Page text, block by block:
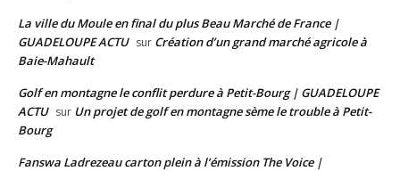
La ville du Moule en final du plus Beau Marché de France |
GUADELOUPE ACTU sur Création d’un grand marché agricole à
Baie-Mahault
Golf en montagne le conflit perdure à Petit-Bourg | GUADELOUPE
ACTU sur Un projet de golf en montagne sème le trouble à Petit-
Bourg
Fanswa Ladrezeau carton plein à l’émission The Voice |